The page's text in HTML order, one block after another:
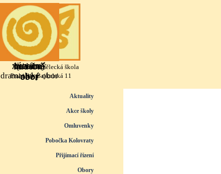
Přejít na obsah
výtvarný
taneční
literárně
hudební
Základní umělecká škola
Praha 10, Bajkalská 11
obor
obor
dramatický obor
obor
Přeskočit menu
Aktuality
Akce školy
Omluvenky
Pobočka Kolovraty
Přijímací řízení
Obory